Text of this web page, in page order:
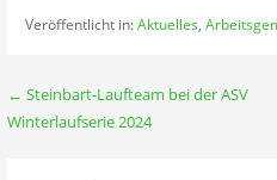
Veröffentlicht in:Aktuelles,
← Steinbart-Laufteam bei der ASV
Winterlaufserie 2024